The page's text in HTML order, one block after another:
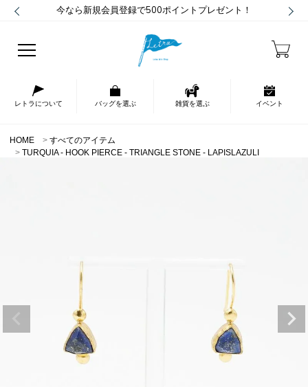
今なら新規会員登録で500ポイントプレゼント！
レトラについて バッグを選ぶ 雑貨を選ぶ イベント
HOME
すべてのアイテム
TURQUIA - HOOK PIERCE - TRIANGLE STONE - LAPISLAZULI